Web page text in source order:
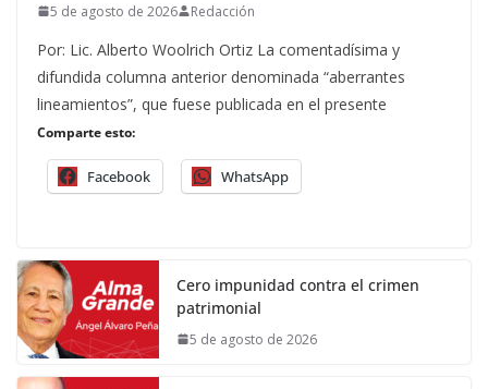
5 de agosto de 2026 Redacción
Por: Lic. Alberto Woolrich Ortiz La comentadísima y
difundida columna anterior denominada “aberrantes
lineamientos”, que fuese publicada en el presente
Comparte esto:
Facebook WhatsApp
Cero impunidad contra el crimen
patrimonial
5 de agosto de 2026